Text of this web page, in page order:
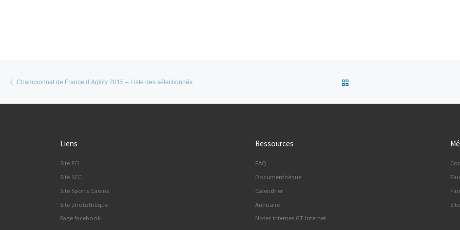
Parcourir les articles
Championnat de France d’Agility 2015 – Liste des sélectionnés
Liens
Site FCI
Site SCC
Site Sports Canins
Site photothèque
Page facebook
Ressources
FAQ
Documenthèque
Calendrier
Annuaire
Notes internes GT Internet